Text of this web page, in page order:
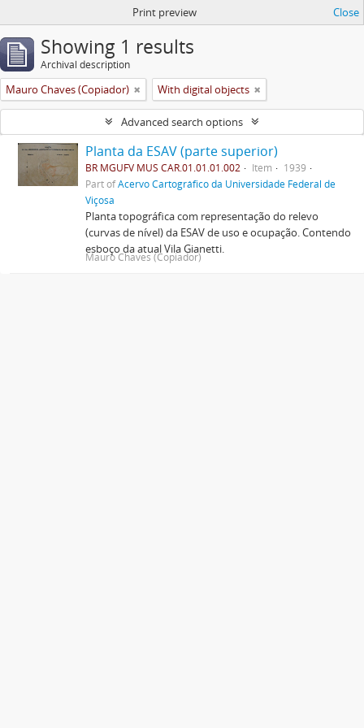
Print preview Close
Showing 1 results
Archival description
Mauro Chaves (Copiador) With digital objects
Advanced search options
Planta da ESAV (parte superior)
BR MGUFV MUS CAR.01.01.01.002 Item
1939
Part ofAcervo Cartográfico da Universidade Federal de
Viçosa
Planta topográfica com representação do relevo
(curvas de nível) da ESAV de uso e ocupação. Contendo
esboço da atual Vila Gianetti.
Mauro Chaves (Copiador)